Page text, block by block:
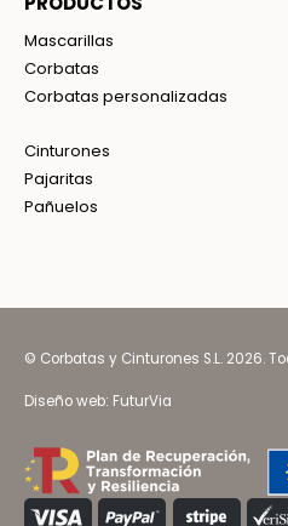
Mascarillas
Corbatas
Corbatas personalizadas
Cinturones
Pajaritas
Pañuelos
© Corbatas y Cinturones S.L. 2026.
Diseño web: FuturVia